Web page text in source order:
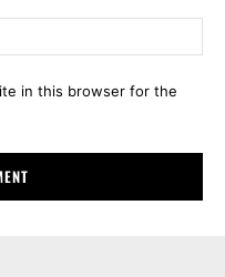
in this browser for the